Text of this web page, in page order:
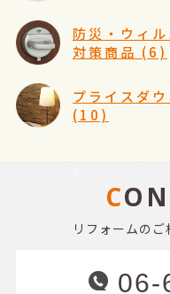
防災・ウィル
対策商品 (6)
プライスダウ
(10)
リフォームの
06-